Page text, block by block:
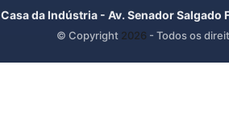
Casa da Indústria - Av. Senador
© Copyright 2026 - Todos os